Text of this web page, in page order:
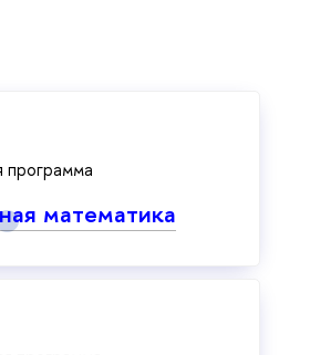
программа
математика